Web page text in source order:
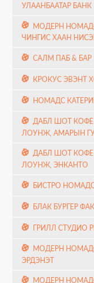
УЛААНБААТАР БАНК
МОДЕРН
ЧИНГИС ХААН
САЛМ ПАБ & БАР
КРОКУС ЭВЭНТ
НОМАДС
ДАБЛ ШОТ КОФЕ
ЛОУНЖ, АМАРЫН
ДАБЛ ШОТ КОФЕ
ЛОУНЖ, ЭНКАНТО
БИСТРО
БЛАК БУРГЕР
ГРИЛЛ СТУДИО
МОДЕРН
ЭРДЭНЭТ
МОДЕРН